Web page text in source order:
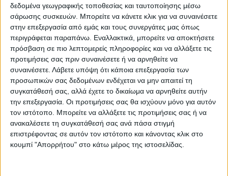
δεδομένα γεωγραφικής τοποθεσίας και ταυτοποίησης μέσω
σάρωσης συσκευών. Μπορείτε να κάνετε κλικ για να συναινέσετε
στην επεξεργασία από εμάς και τους συνεργάτες μας όπως
περιγράφεται παραπάνω. Εναλλακτικά, μπορείτε να αποκτήσετε
πρόσβαση σε πιο λεπτομερείς πληροφορίες και να αλλάξετε τις
προτιμήσεις σας πριν συναινέσετε ή να αρνηθείτε να
συναινέσετε. Λάβετε υπόψη ότι κάποια επεξεργασία των
προσωπικών σας δεδομένων ενδέχεται να μην απαιτεί τη
συγκατάθεσή σας, αλλά έχετε το δικαίωμα να αρνηθείτε αυτήν
την επεξεργασία. Οι προτιμήσεις σας θα ισχύουν μόνο για αυτόν
τον ιστότοπο. Μπορείτε να αλλάξετε τις προτιμήσεις σας ή να
ανακαλέσετε τη συγκατάθεσή σας ανά πάσα στιγμή
επιστρέφοντας σε αυτόν τον ιστότοπο και κάνοντας κλικ στο
κουμπί "Απορρήτου" στο κάτω μέρος της ιστοσελίδας.